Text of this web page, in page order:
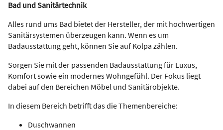
Bad und Sanitärtechnik
Alles rund ums Bad bietet der Hersteller, der mit hochwertigen
Sanitärsystemen überzeugen kann. Wenn es um
Badausstattung geht, können Sie auf Kolpa zählen.
Sorgen Sie mit der passenden Badausstattung für Luxus,
Komfort sowie ein modernes Wohngefühl. Der Fokus liegt
dabei auf den Bereichen Möbel und Sanitärobjekte.
In diesem Bereich betrifft das die Themenbereiche:
Duschwannen